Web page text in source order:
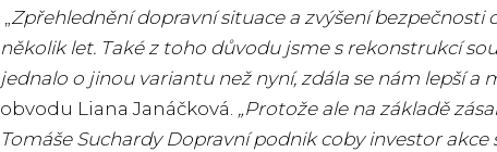
„Zpřehlednění dopravní situace a zvýšení
několik let. Také z toho důvodu jsme s rekonstrukcí
jednalo o jinou variantu než nyní, zdála se nám lepší a
obvodu Liana Janáčková. „Protože ale na základě
Tomáše Suchardy Dopravní podnik coby investor